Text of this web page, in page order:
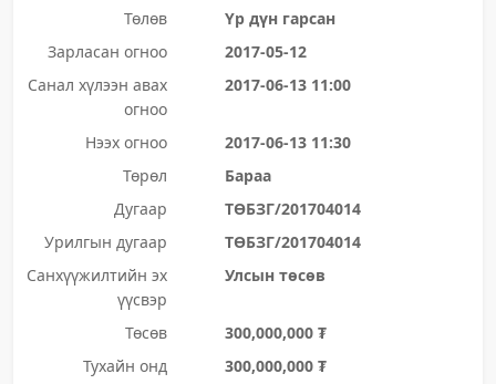
Төлөв
Үр дүн гарсан
Зарласан огноо
2017-05-12
Санал хүлээн авах
огноо
2017-06-13 11:00
Нээх огноо
2017-06-13 11:30
Төрөл
Бараа
Дугаар
ТӨБЗГ/201704014
Урилгын дугаар
ТӨБЗГ/201704014
Санхүүжилтийн эх
үүсвэр
Улсын төсөв
Төсөв
300,000,000 ₮
Тухайн онд
300,000,000 ₮